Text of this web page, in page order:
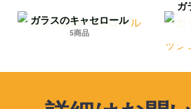
ガラスのキャセロール
5商品
ガ